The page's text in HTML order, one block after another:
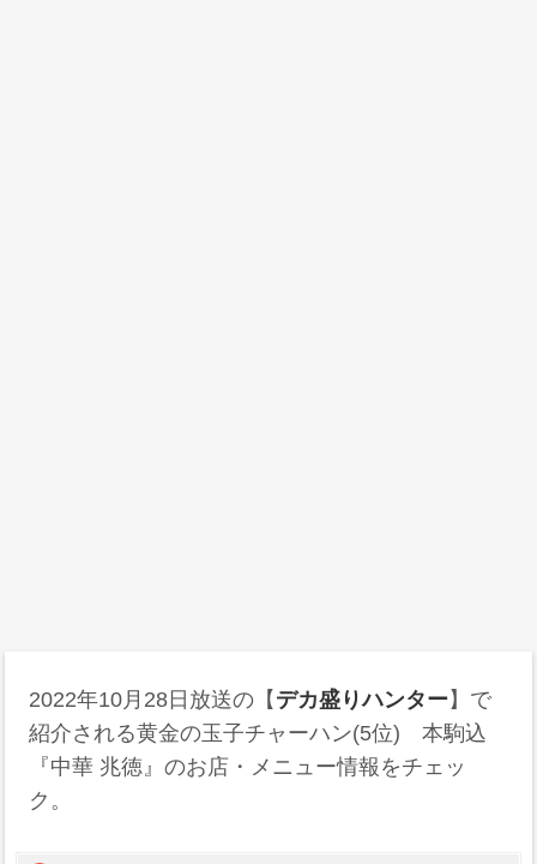
2022年10月28日放送の【 デカ盛りハンター 】で
紹介される黄金の玉子チャーハン(5位) 本駒込
『中華 兆徳』のお店・メニュー情報をチェッ
ク。